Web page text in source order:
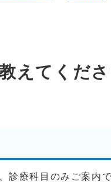
えてくだ
診療科目のみご案内で